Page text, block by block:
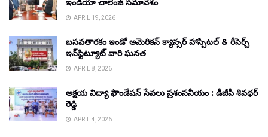
ఇండియా చాలెంజ్ సమావేశం
APRIL 19, 2026
బసవతారకం ఇండో అమెరికన్ క్యాన్సర్ హాస్పిటల్ & రీసెర్చ్
ఇన్‌స్టిట్యూట్ వారి ఘనత
APRIL 8, 2026
అక్షయ విద్యా ఫౌండేషన్ సేవలు ప్రశంసనీయం : డీజీపీ శివధర్
రెడ్డి
APRIL 4, 2026